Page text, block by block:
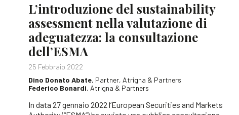
L’introduzione del sustainability
assessment nella valutazione di
adeguatezza: la consultazione
dell’ESMA
25 Febbraio 2022
Dino Donato Abate, Partner, Atrigna & Partners
Federico Bonardi, Atrigna & Partners
In data 27 gennaio 2022 l’European Securities and Markets